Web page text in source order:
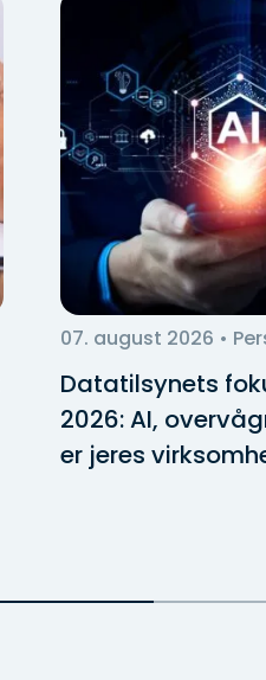
07. august 2026 •
Datatilsynets
2026: AI,
er jeres